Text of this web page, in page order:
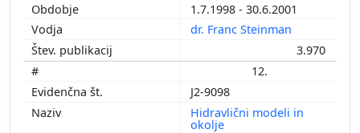
1.7.1998 - 30.6.2001
dr. Franc Steinman
3.970
12.
J2-9098
Hidravlični modeli in
okolje